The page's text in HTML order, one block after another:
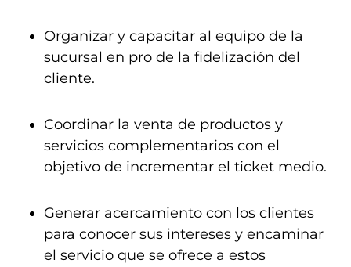
Organizar y capacitar al equipo de la
sucursal en pro de la fidelización del
cliente.
Coordinar la venta de productos y
servicios complementarios con el
objetivo de incrementar el ticket medio.
Generar acercamiento con los clientes
para conocer sus intereses y encaminar
el servicio que se ofrece a estos